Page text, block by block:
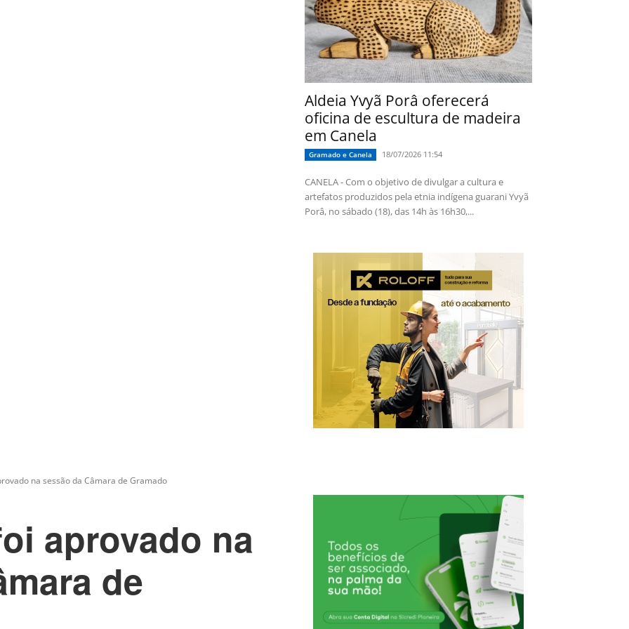
Aldeia Yvyã Porâ oferecerá
oficina de escultura de madeira
em Canela
Gramado e Canela 18/07/2026 11:54
CANELA - Com o objetivo de divulgar a cultura e
artefatos produzidos pela etnia indígena guarani Yvyã
Porâ, no sábado (18), das 14h às 16h30,...